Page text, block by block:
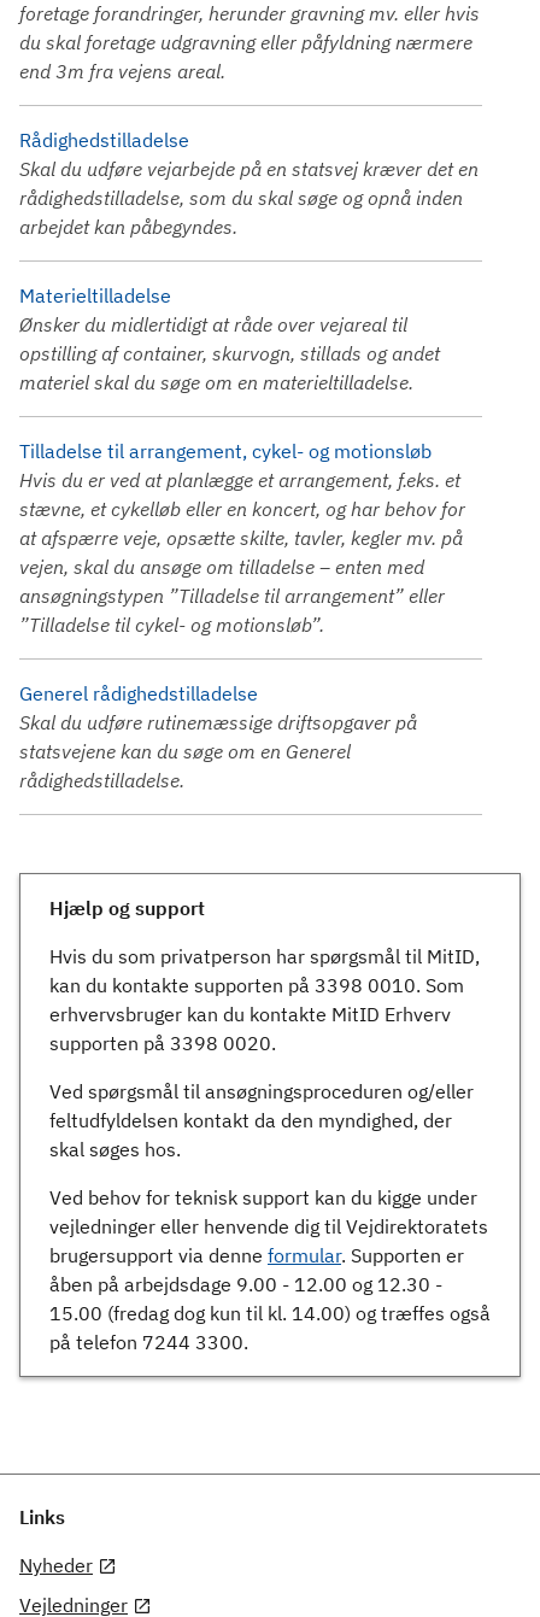
foretage forandringer, herunder gravning mv. eller hvis
du skal foretage udgravning eller påfyldning nærmere
end 3m fra vejens areal.
Rådighedstilladelse
Skal du udføre vejarbejde på en statsvej kræver det en
rådighedstilladelse, som du skal søge og opnå inden
arbejdet kan påbegyndes.
Materieltilladelse
Ønsker du midlertidigt at råde over vejareal til
opstilling af container, skurvogn, stillads og andet
materiel skal du søge om en materieltilladelse.
Tilladelse til arrangement, cykel- og motionsløb
Hvis du er ved at planlægge et arrangement, f.eks. et
stævne, et cykelløb eller en koncert, og har behov for
at afspærre veje, opsætte skilte, tavler, kegler mv. på
vejen, skal du ansøge om tilladelse – enten med
ansøgningstypen ”Tilladelse til arrangement” eller
”Tilladelse til cykel- og motionsløb”.
Generel rådighedstilladelse
Skal du udføre rutinemæssige driftsopgaver på
statsvejene kan du søge om en Generel
rådighedstilladelse.
Hjælp og support
Hvis du som privatperson har spørgsmål til MitID,
kan du kontakte supporten på 3398 0010. Som
erhvervsbruger kan du kontakte MitID Erhverv
supporten på 3398 0020.
Ved spørgsmål til ansøgningsproceduren og/eller
feltudfyldelsen kontakt da den myndighed, der
skal søges hos.
Ved behov for teknisk support kan du kigge under
vejledninger eller henvende dig til Vejdirektoratets
brugersupport via denne formular. Supporten er
åben på arbejdsdage 9.00 - 12.00 og 12.30 -
15.00 (fredag dog kun til kl. 14.00) og træffes også
på telefon 7244 3300.
Links
Nyheder
Vejledninger